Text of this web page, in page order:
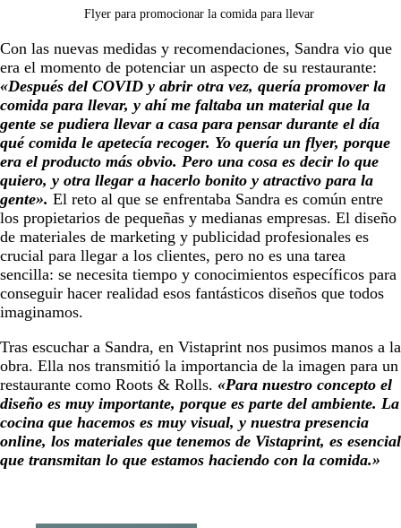
Flyer para promocionar la comida para llevar
Con las nuevas medidas y recomendaciones, Sandra vio que
era el momento de potenciar un aspecto de su restaurante:
«Después del COVID y abrir otra vez, quería promover la
comida para llevar, y ahí me faltaba un material que la
gente se pudiera llevar a casa para pensar durante el día
qué comida le apetecía recoger. Yo quería un flyer, porque
era el producto más obvio. Pero una cosa es decir lo que
quiero, y otra llegar a hacerlo bonito y atractivo para la
gente». El reto al que se enfrentaba Sandra es común entre
los propietarios de pequeñas y medianas empresas. El diseño
de materiales de marketing y publicidad profesionales es
crucial para llegar a los clientes, pero no es una tarea
sencilla: se necesita tiempo y conocimientos específicos para
conseguir hacer realidad esos fantásticos diseños que todos
imaginamos.
Tras escuchar a Sandra, en Vistaprint nos pusimos manos a la
obra. Ella nos transmitió la importancia de la imagen para un
restaurante como Roots & Rolls. «Para nuestro concepto el
diseño es muy importante, porque es parte del ambiente. La
cocina que hacemos es muy visual, y nuestra presencia
online, los materiales que tenemos de Vistaprint, es esencial
que transmitan lo que estamos haciendo con la comida.»